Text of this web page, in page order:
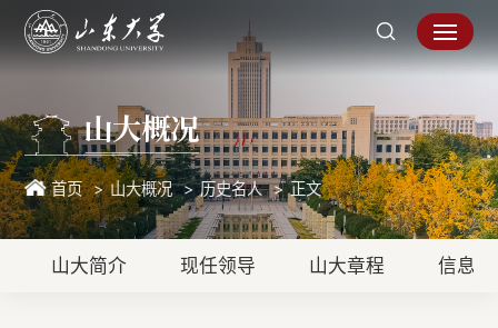
山大概况
首页 山大概况 历史名人 正文
山大简介 现任领导 山大章程 信息